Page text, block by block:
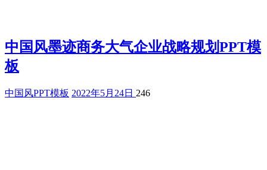
中国风墨迹商务大气企业战略规划PPT模
板
中国风PPT模板 2022年5月24日 246